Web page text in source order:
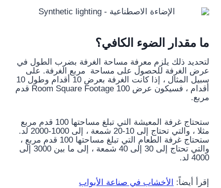
ما مقدار الضوء الكافي؟
لتحديد ذلك يلزم معرفة مساحة الغرفة بضرب الطول في
عرض الغرفة للحصول على مساحة مربع الغرفة. على
سبيل المثال ، إذا كانت الغرفة بعرض 10 أقدام وطول 10
أقدام ، فسيكون عرض Room Square Footage 100 قدم
مربع.
ستحتاج غرفة المعيشة التي تبلغ مساحتها 100 قدم مربع
مثلا ، والتي تحتاج إلى 10-20 شمعة ، إلى 1000-2000 لد.
ستحتاج غرفة الطعام التي تبلغ مساحتها 100 قدم مربع ،
والتي تحتاج إلى 30 إلى 40 شمعة ، إلى ما بين 3000 إلى
4000 لد.
إقرأ أيضاً: الأخشاب في صناعة الأبواب